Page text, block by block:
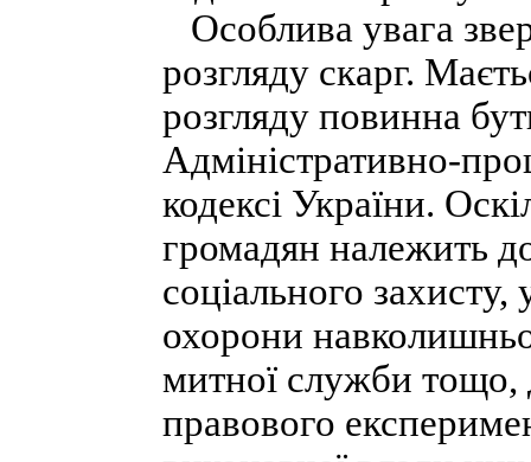
Особлива увага
розгляду скарг.
розгляду повинна
Адміністративно-
кодексі України.
громадян належить
соціального
охорони
митної служби тощо,
правового